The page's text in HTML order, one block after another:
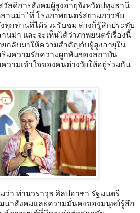
สดิการสังคมผู้สูงอายุจังหวัดปทุมธานี
านม่า” ที่ โรงภาพยนตร์สยามภาวลัย
ทุกท่านที่ได้ร่วมรับชม ต่างก็รู้สึกประทับ
นม่า และจะเห็นได้ว่าภาพยนตร์เรื่องนี้
ยกลับมาให้ความสำคัญกับผู้สูงอายุใน
ริมความรักความผูกพันของสถาบัน
วามเข้าใจของคนต่างวัยให้อยู่ร่วมกัน
ว่า ท่านวราวุธ ศิลปอาชา รัฐมนตรี
นาสังคมและความมั่นคงของมนุษย์รู้สึก